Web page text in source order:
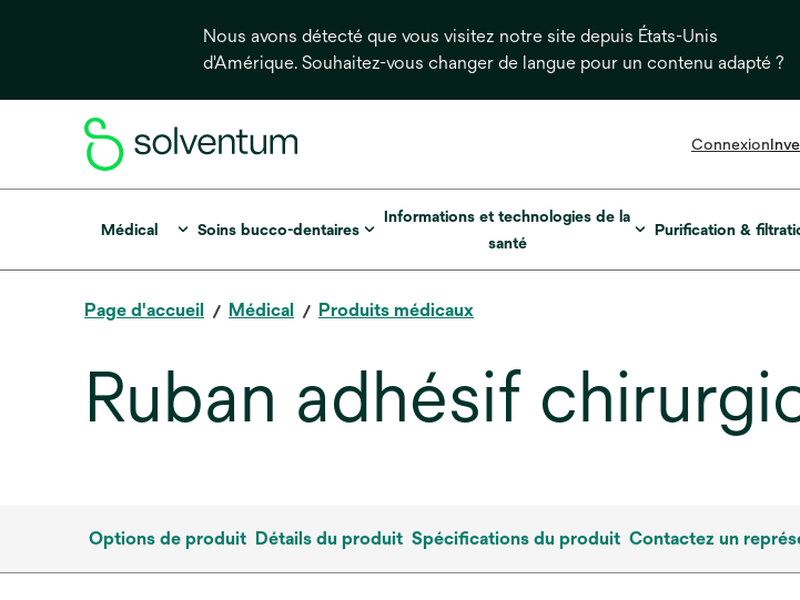
Nous avons détecté que vous visitez notre site depuis États-Unis
d'Amérique. Souhaitez-vous changer de langue pour un contenu adapté ?
Connexion
Médical Soins bucco-dentaires
Informations et technologies de la
santé
Purification &
Page d'accueil Médical Produits médicaux
Ruban adhésif
Options de produit Détails du produit Spécifications du produit Contactez un